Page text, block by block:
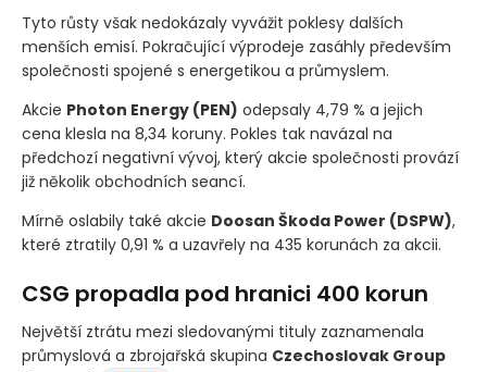
0,77 % na 526 korun.
Tyto růsty však nedokázaly vyvážit poklesy dalších
menších emisí. Pokračující výprodeje zasáhly především
společnosti spojené s energetikou a průmyslem.
AkciePhoton Energy(PEN)odepsaly 4,79 % a jejich
cena klesla na 8,34 koruny. Pokles tak navázal na
předchozí negativní vývoj, který akcie společnosti provází
již několik obchodních seancí.
Mírně oslabily také akcie
Doosan Škoda Power
které ztratily 0,91 % a uzavřely na 435 korunách za akcii.
CSG propadla pod hranici 400 korun